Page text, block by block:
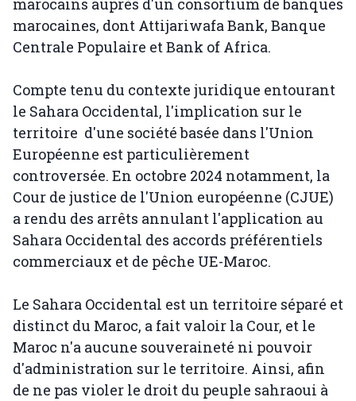
marocains auprès d'un consortium de banques
marocaines, dont Attijariwafa Bank, Banque
Centrale Populaire et Bank of Africa.
Compte tenu du contexte juridique entourant
le Sahara Occidental, l'implication sur le
territoire d'une société basée dans l'Union
Européenne est particulièrement
controversée. En octobre 2024 notamment, la
Cour de justice de l'Union européenne (CJUE)
a rendu des arrêts annulant l'application au
Sahara Occidental des accords préférentiels
commerciaux et de pêche UE-Maroc.
Le Sahara Occidental est un territoire séparé et
distinct du Maroc, a fait valoir la Cour, et le
Maroc n'a aucune souveraineté ni pouvoir
d'administration sur le territoire. Ainsi, afin
de ne pas violer le droit du peuple sahraoui à